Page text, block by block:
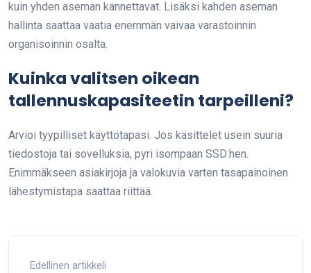
kuin yhden aseman kannettavat. Lisäksi kahden aseman
hallinta saattaa vaatia enemmän vaivaa varastoinnin
organisoinnin osalta.
Kuinka valitsen oikean
tallennuskapasiteetin tarpeilleni?
Arvioi tyypilliset käyttötapasi. Jos käsittelet usein suuria
tiedostoja tai sovelluksia, pyri isompaan SSD:hen.
Enimmäkseen asiakirjoja ja valokuvia varten tasapainoinen
lähestymistapa saattaa riittää.
Edellinen artikkeli